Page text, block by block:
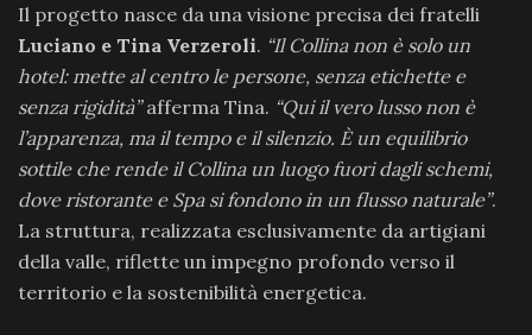
Il progetto nasce da una visione precisa dei fratelli
Luciano e Tina Verzeroli. “Il Collina non è solo un
hotel: mette al centro le persone, senza etichette e
senza rigidità”afferma Tina. “Qui il vero lusso non è
l’apparenza, ma il tempo e il silenzio. È un equilibrio
sottile che rende il Collina un luogo fuori dagli schemi,
dove ristorante e Spa si fondono in un flusso naturale”.
La struttura, realizzata esclusivamente da artigiani
della valle, riflette un impegno profondo verso il
territorio e la sostenibilità energetica.